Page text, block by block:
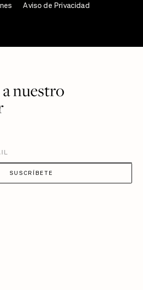
Aviso de Privacidad
nuestro